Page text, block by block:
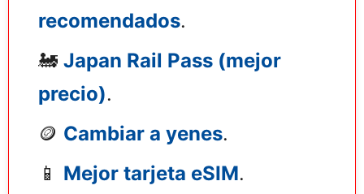
recomendados.
🚂 Japan Rail Pass (mejor
precio).
🪙 Cambiar a yenes.
📱 Mejor tarjeta eSIM.